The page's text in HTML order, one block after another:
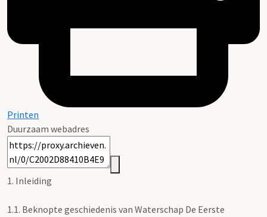
Printen
Duurzaam webadres
1. Inleiding
1.1. Beknopte geschiedenis van Waterschap De Eerste